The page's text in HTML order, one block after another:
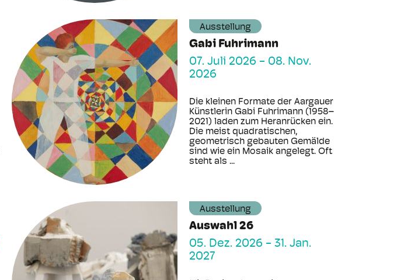
Ausstellung
Gabi Fuhrimann
07. Juli 2026 - 08. Nov.
2026
Die kleinen Formate der Aargauer
Künstlerin Gabi Fuhrimann (1958–
2021) laden zum Heranrücken ein.
Die meist quadratischen,
geometrisch gebauten Gemälde
sind wie ein Mosaik angelegt. Oft
steht als ...
Ausstellung
Auswahl 26
05. Dez. 2026 - 31. Jan.
2027